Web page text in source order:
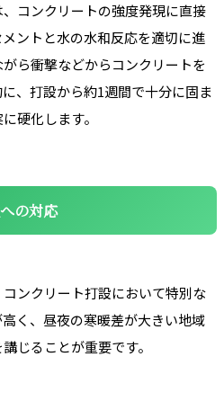
コンクリートの強度発現に直接
ントと水の水和反応を適切に進
ら衝撃などからコンクリートを
、打設から約1週間で十分に固ま
硬化します。
の対応
ンクリート打設において特別な
く、昼夜の寒暖差が大きい地域
じることが重要です。